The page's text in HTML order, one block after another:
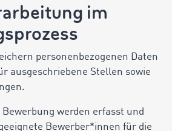
im
personenbezogenen Daten
ausgeschriebene Stellen sowie
werden erfasst und
Bewerber*innen für die